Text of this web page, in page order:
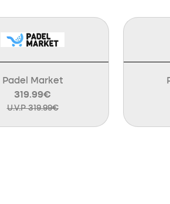
Padel Market
319.99€
U.V.P 319.99€